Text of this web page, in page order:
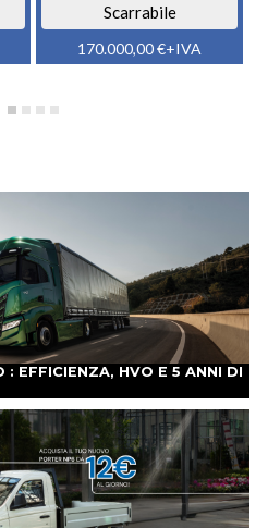
Scarrabile
170.000,00€+IVA
: EFFICIENZA, HVO E 5 ANNI DI